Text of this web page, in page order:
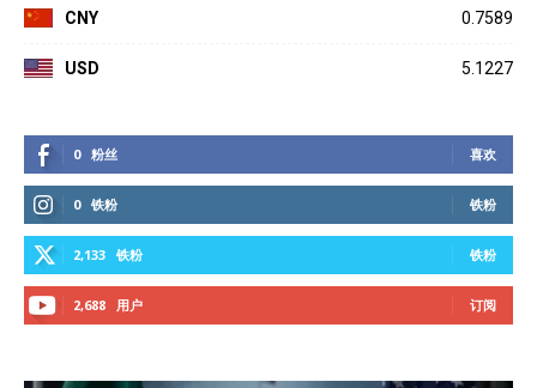
CNY 0.7589
USD 5.1227
0 粉丝 喜欢
0 铁粉 铁粉
2,133 铁粉 铁粉
2,688 用户 订阅